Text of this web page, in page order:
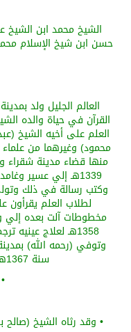
الشيخ محمد ابن الشيخ
حسن ابن شيخ الإسلام
العالم
القرآن في حياة والده
العلم على أخيه الشيخ (
محمود) وغيرهما من
منها قضاء مدينة شقراء
1339هـ إلي عسير
وكتب رسالة في ذلك
لطلاب العلم يقرأون
مخطوطات آلت بعدهإلي
1358هـ لعلاج عينيه
وتوفي (رحمه الله)
سنة 1367هـ وخلف ثلاثة أبناء هم
• وقد رثاه الشيخ (صالح